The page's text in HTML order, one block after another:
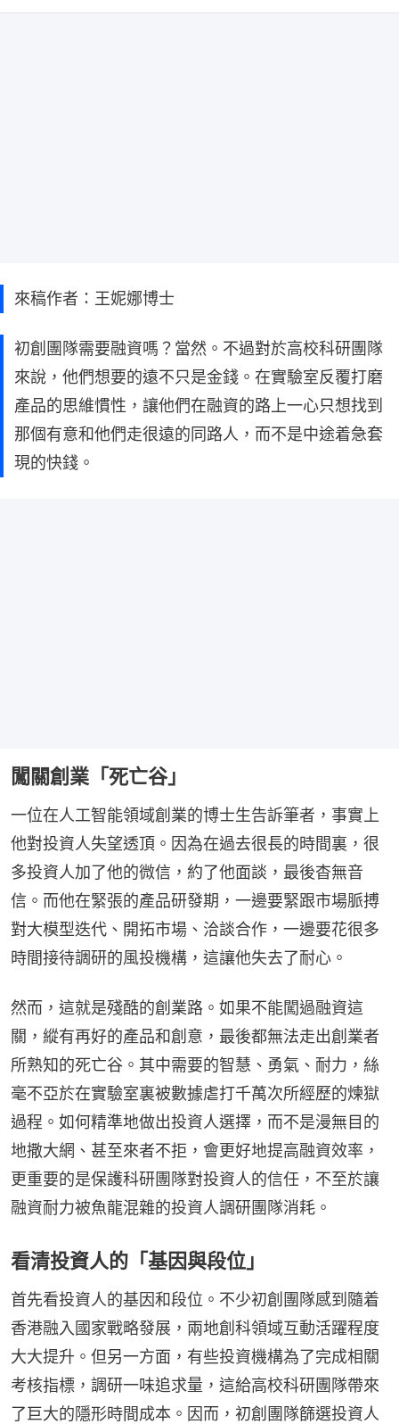
來稿作者：王妮娜博士
初創團隊需要融資嗎？當然。不過對於高校科研團隊
來說，他們想要的遠不只是金錢。在實驗室反覆打磨
產品的思維慣性，讓他們在融資的路上一心只想找到
那個有意和他們走很遠的同路人，而不是中途着急套
現的快錢。
闖關創業「死亡谷」
一位在人工智能領域創業的博士生告訴筆者，事實上
他對投資人失望透頂。因為在過去很長的時間裏，很
多投資人加了他的微信，約了他面談，最後杳無音
信。而他在緊張的產品研發期，一邊要緊跟市場脈搏
對大模型迭代、開拓市場、洽談合作，一邊要花很多
時間接待調研的風投機構，這讓他失去了耐心。
然而，這就是殘酷的創業路。如果不能闖過融資這
關，縱有再好的產品和創意，最後都無法走出創業者
所熟知的死亡谷。其中需要的智慧、勇氣、耐力，絲
毫不亞於在實驗室裏被數據虐打千萬次所經歷的煉獄
過程。如何精準地做出投資人選擇，而不是漫無目的
地撒大網、甚至來者不拒，會更好地提高融資效率，
更重要的是保護科研團隊對投資人的信任，不至於讓
融資耐力被魚龍混雜的投資人調研團隊消耗。
看清投資人的「基因與段位」
首先看投資人的基因和段位。不少初創團隊感到隨着
香港融入國家戰略發展，兩地創科領域互動活躍程度
大大提升。但另一方面，有些投資機構為了完成相關
考核指標，調研一味追求量，這給高校科研團隊帶來
了巨大的隱形時間成本。因而，初創團隊篩選投資人